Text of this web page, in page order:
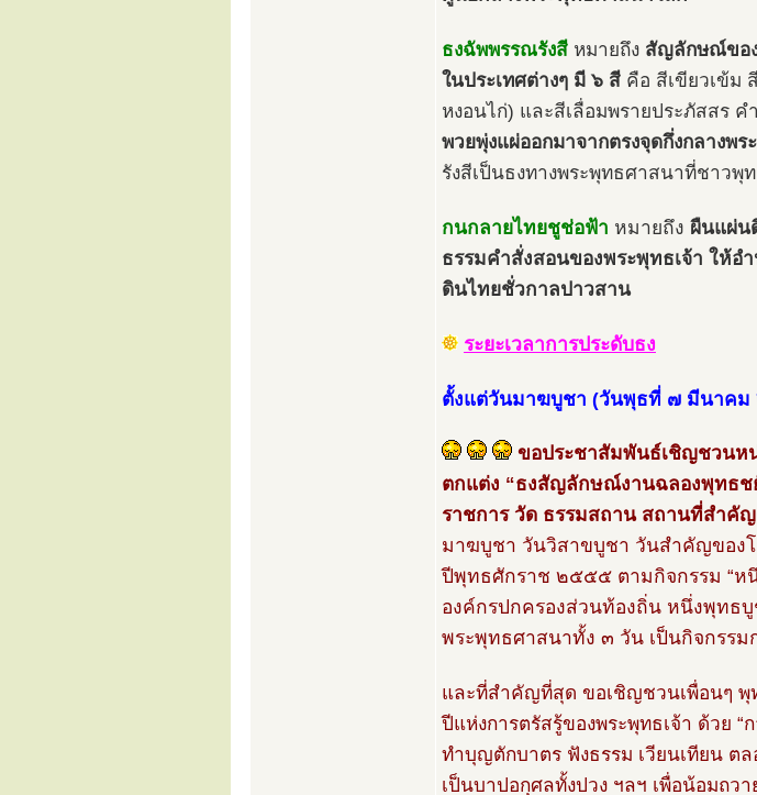
ธงฉัพพรรณรังสี หมายถึง สัญลักษณ์ขอ
ในประเทศต่างๆ มี ๖ สี คือ สีเขียวเข้ม
หงอนไก่) และสีเลื่อมพรายประภัสสร ค
พวยพุ่งแผ่ออกมาจากตรงจุดกึ่งกลางพ
รังสีเป็นธงทางพระพุทธศาสนาที่ชาว
กนกลายไทยชูช่อฟ้า หมายถึง ผืนแผ่น
ธรรมคำสั่งสอนของพระพุทธเจ้า ให้
ดินไทยชั่วกาลปาวสาน
ระยะเวลาการประดับธง
ตั้งแต่วันมาฆบูชา (วันพุธที่ ๗ มีนาค
ขอประชาสัมพันธ์เชิญชวนห
ตกแต่ง “ธงสัญลักษณ์งานฉลองพุทธช
ราชการ วัด ธรรมสถาน สถานที่สำคั
มาฆบูชา วันวิสาขบูชา วันสำคัญของ
ปีพุทธศักราช ๒๕๕๕ ตามกิจกรรม “ห
องค์กรปกครองส่วนท้องถิ่น หนึ่งพุทธ
พระพุทธศาสนาทั้ง ๓ วัน เป็นกิจกรร
และที่สำคัญที่สุด ขอเชิญชวนเพื่อนๆ
ปีแห่งการตรัสรู้ของพระพุทธเจ้า ด้วย
ทำบุญตักบาตร ฟังธรรม เวียนเทียน ต
เป็นบาปอกุศลทั้งปวง ฯลฯ เพื่อน้อมถ